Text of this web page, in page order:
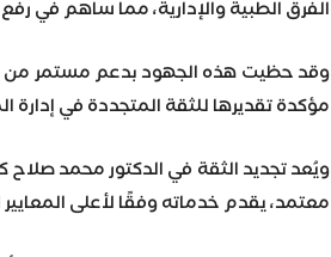
الفرق الطبية والإدارية، مما ساهم في
وقد حظيت هذه الجهود بدعم مستمر من فرع
مؤكدة تقديرها للثقة المتجددة في
ويُعد تجديد الثقة في الدكتور محمد
معتمد، يقدم خدماته وفقًا لأعلى